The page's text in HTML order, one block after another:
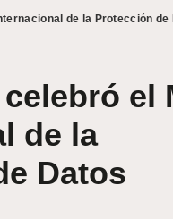
de la Protección de
el
de la
Datos